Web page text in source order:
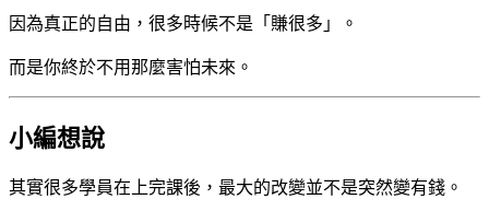
因為真正的自由，很多時候不是「賺很多」。
而是你終於不用那麼害怕未來。
小編想說
其實很多學員在上完課後，最大的改變並不是突然變有錢。